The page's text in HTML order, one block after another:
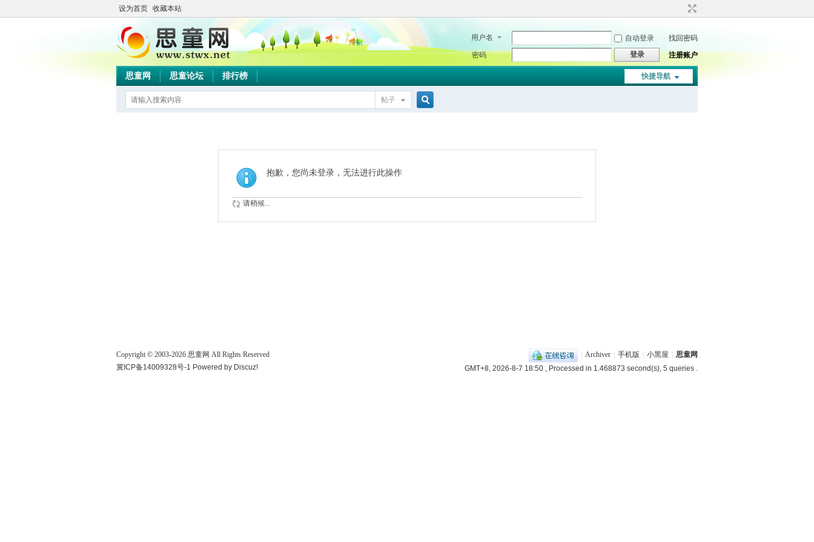
设为首页 收藏本站
用户名 自动登录
找回密码
密码
登录 注册账户
快捷导航
思童网 思童论坛 排行榜
帖子
抱歉，您尚未登录，无法进行此操作
请稍候...
Archiver 手机版 小黑屋
思童网
GMT+8, 2026-8-7 18:50 , Processed in 1.468873 second(s), 5 queries .
Copyright © 2003-2026 思童网 All Rights Reserved
冀ICP备14009328号-1 Powered by Discuz!